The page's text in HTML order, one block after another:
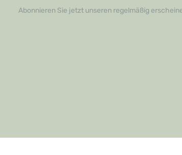
Abonnieren Sie jetzt unseren regelmäßig